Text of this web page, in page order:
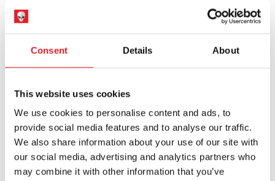
Consent Details About
This website uses cookies
We use cookies to personalise content and ads, to
provide social media features and to analyse our traffic.
We also share information about your use of our site with
our social media, advertising and analytics partners who
may combine it with other information that you’ve
69,95
£.
44,95
£.
RUPTURE DE STOCK